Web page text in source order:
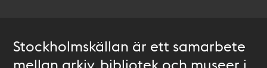
Stockholmskällan är ett samarbete
mellan arkiv, bibliotek och museer i